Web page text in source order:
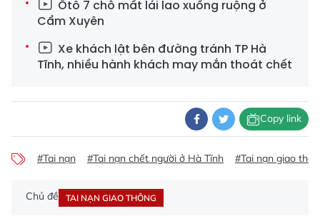
Ôtô 7 chỗ mất lái lao xuống ruộng ở
Cẩm Xuyên
Xe khách lật bên đường tránh TP Hà
Tĩnh, nhiều hành khách may mắn thoát chết
Copy link
#Tai nạn #Tai nạn chết người ở Hà Tĩnh #Tai nạn giao
Chủ đề TAI NẠN GIAO THÔNG